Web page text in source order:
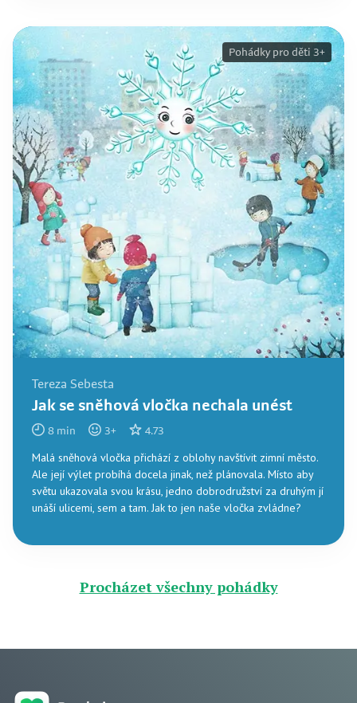
Tereza Sebesta
Jak se sněhová vločka nechala unést
8 min 3+ 4.73
Malá sněhová vločka přichází z oblohy navštívit zimní město.
Ale její výlet probíhá docela jinak, než plánovala. Místo aby
světu ukazovala svou krásu, jedno dobrodružství za druhým jí
unáší ulicemi, sem a tam. Jak to jen naše vločka zvládne?
Pohádky pro děti 3+
Procházet všechny pohádky